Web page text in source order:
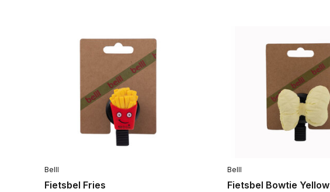
Belll
Fietsbel Fries
Belll
Fietsbel Bowtie Yellow